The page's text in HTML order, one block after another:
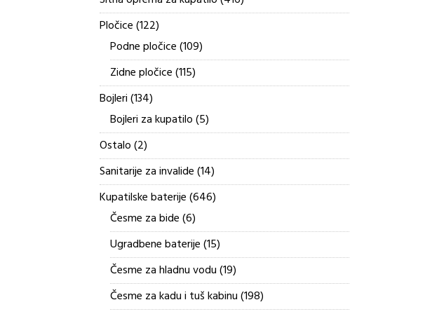
proizvoda
Pločice 122122
proizvoda
Podne pločice 109109
proizvoda
Zidne pločice 115115
proizvoda
Bojleri 134134
proizvoda
Bojleri za kupatilo 55
proizvoda
Ostalo 22
proizvoda
Sanitarije za invalide 1414
proizvoda
Kupatilske baterije 646646
Česme za bide 66
proizvoda
Ugradbene baterije 1515
proizvoda
Česme za hladnu vodu 1919
proizvoda
Česme za kadu i tuš kabinu 198198